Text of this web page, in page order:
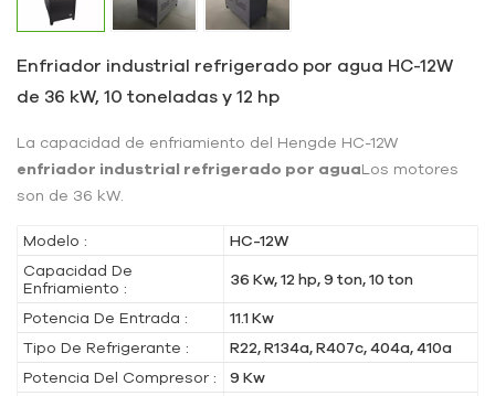
Enfriador industrial refrigerado por agua HC-12W
de 36 kW, 10 toneladas y 12 hp
La capacidad de enfriamiento del Hengde HC-12W
enfriador industrial refrigerado por aguaLos motores
son de 36 kW.
Modelo :
HC-12W
Capacidad De
Enfriamiento :
36 Kw, 12 hp, 9 ton, 10 ton
Potencia De Entrada :
11.1 Kw
Tipo De Refrigerante :
R22, R134a, R407c, 404a, 410a
Potencia Del Compresor :
9 Kw